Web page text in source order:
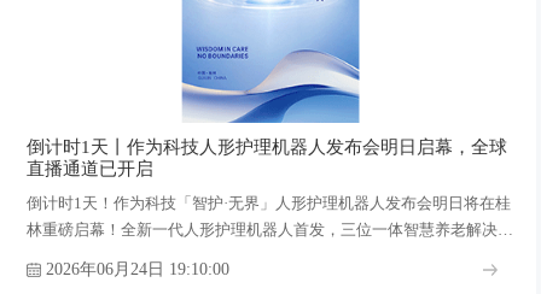
倒计时1天丨作为科技人形护理机器人发布会明日启幕，全球
直播通道已开启
倒计时1天！作为科技「智护·无界」人形护理机器人发布会明日将在桂
林重磅启幕！全新一代人形护理机器人首发，三位一体智慧养老解决方
直播，扫码即可直击首发实况！
2026年06月24日 19:10:00